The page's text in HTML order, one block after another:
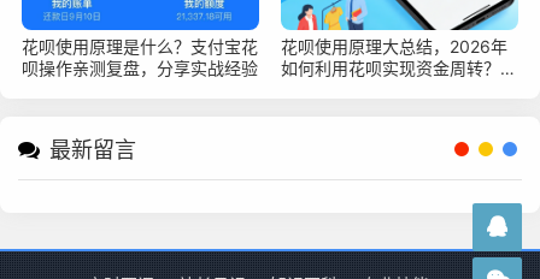
花呗使用原理是什么？支付宝花
呗操作亲测复盘，分享实战经验
花呗使用原理大总结，2026年
如何利用花呗实现资金周转？深
最新留言